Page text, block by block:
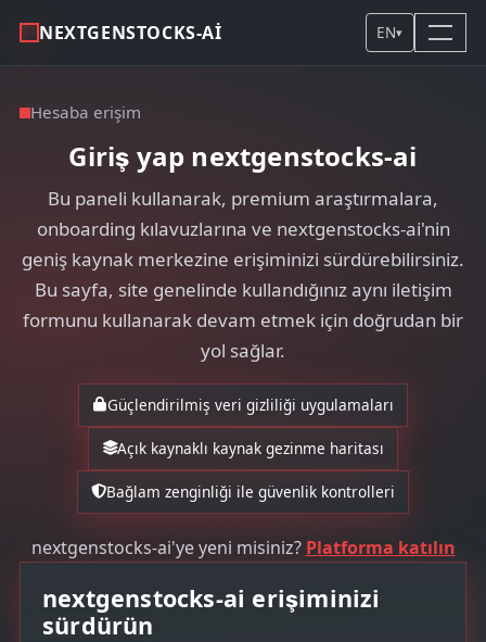
NEXTGENSTOCKS-AI EN▾
Hesaba erişim
Giriş yap nextgenstocks-ai
Bu paneli kullanarak, premium araştırmalara,
onboarding kılavuzlarına ve nextgenstocks-ai'nin
geniş kaynak merkezine erişiminizi sürdürebilirsiniz.
Bu sayfa, site genelinde kullandığınız aynı iletişim
formunu kullanarak devam etmek için doğrudan bir
yol sağlar.
Güçlendirilmiş veri gizliliği uygulamaları
Açık kaynaklı kaynak gezinme haritası
Bağlam zenginliği ile güvenlik kontrolleri
nextgenstocks-ai'ye yeni misiniz? Platforma katılın
nextgenstocks-ai erişiminizi
sürdürün